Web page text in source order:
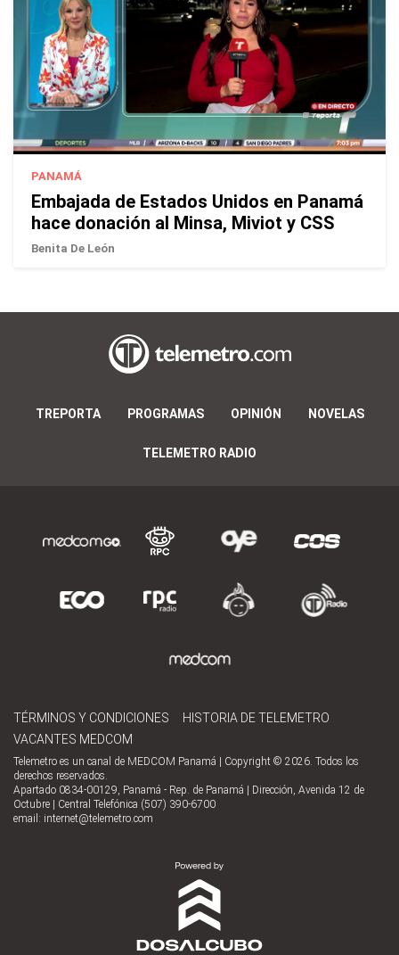
PANAMÁ
Embajada de Estados Unidos en Panamá
hace donación al Minsa, Miviot y CSS
Benita De León
TREPORTA PROGRAMAS OPINIÓN NOVELAS
TELEMETRO RADIO
TÉRMINOS Y CONDICIONES
HISTORIA DE TELEMETRO
VACANTES MEDCOM
Telemetro es un canal de MEDCOM Panamá | Copyright © 2026. Todos los
derechos reservados.
Apartado 0834-00129, Panamá - Rep. de Panamá | Dirección, Avenida 12 de
Octubre | Central Telefónica (507) 390-6700
email: internet@telemetro.com